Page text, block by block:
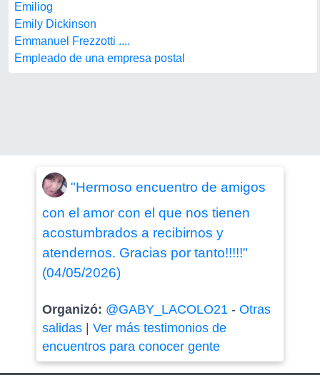
Emiliog
Emily Dickinson
Emmanuel Frezzotti ....
Empleado de una empresa postal
"Hermoso encuentro de amigos
con el amor con el que nos tienen
acostumbrados a recibirnos y
atendernos. Gracias por tanto!!!!!"
(04/05/2026)
Organizó: @GABY_LACOLO21- Otras
salidas| Ver más testimonios de
encuentros para conocer gente